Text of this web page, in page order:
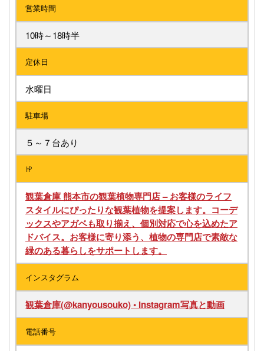
営業時間
10時～18時半
定休日
水曜日
駐車場
５～７台あり
㏋
観葉倉庫 熊本市の観葉植物専門店 – お客様のライフ
スタイルにぴったりな観葉植物を提案します。コーデ
ックスやアガベも取り揃え、個別対応で心を込めたア
ドバイス。お客様に寄り添う、植物の専門店で素敵な
緑のある暮らしをサポートします。
インスタグラム
観葉倉庫(@kanyousouko) • Instagram写真と動画
電話番号